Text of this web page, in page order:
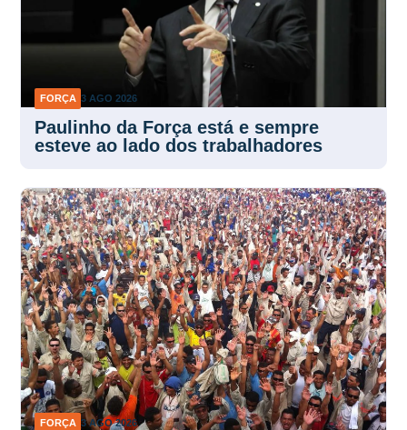
FORÇA 3 AGO 2026
Paulinho da Força está e sempre
esteve ao lado dos trabalhadores
FORÇA 3 AGO 2026